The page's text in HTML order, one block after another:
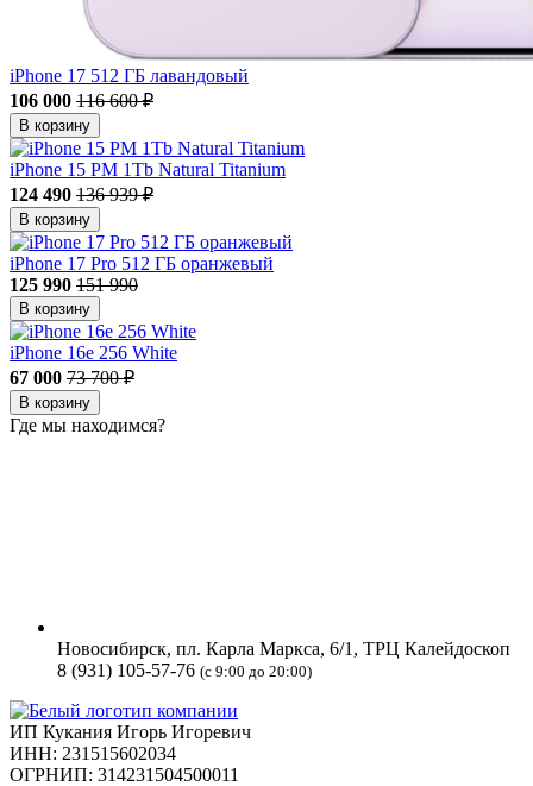
iPhone 17 512 ГБ лавандовый
106 000 116 600 ₽
В корзину
iPhone 15 PM 1Tb Natural Titanium
124 490 136 939 ₽
В корзину
iPhone 17 Pro 512 ГБ оранжевый
125 990 151 990
В корзину
iPhone 16e 256 White
67 000 73 700 ₽
В корзину
Где мы находимся?
Новосибирск, пл. Карла Маркса, 6/1, ТРЦ Калейдоскоп
8 (931) 105-57-76 (с 9:00 до 20:00)
ИП Кукания Игорь Игоревич
ИНН: 231515602034
ОГРНИП: 314231504500011